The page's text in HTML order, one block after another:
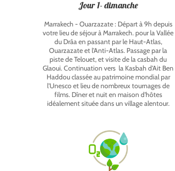
Jour 1- dimanche
Marrakech - Ouarzazate : Départ à 9h depuis
votre lieu de séjour à Marrakech. pour la Vallée
du Drâa en passant par le Haut-Atlas,
Ouarzazate et l'Anti-Atlas. Passage par la
piste de Telouet, et visite de la casbah du
Glaoui. Continuation vers la Kasbah d'Ait Ben
Haddou classée au patrimoine mondial par
l'Unesco et lieu de nombreux tournages de
films. Dîner et nuit en maison d'hôtes
idéalement située dans un village alentour.